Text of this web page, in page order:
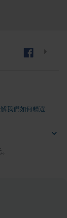
解我們如何精選